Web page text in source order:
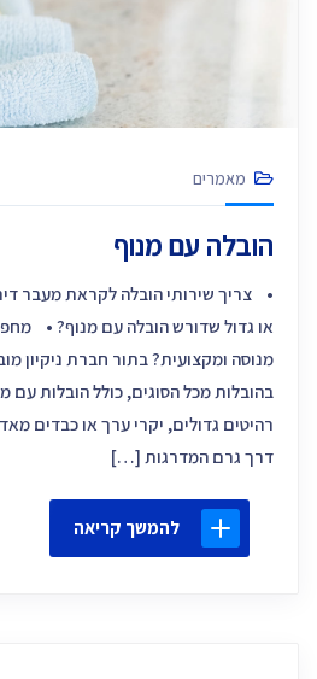
מאמרים
הובלה עם מנוף
• צריך שירותי הובלה לקראת מעבר
או גדול שדורש הובלה עם מנוף? •
מנוסה ומקצועית? בתור חברת ניקיון
בהובלות מכל הסוגים, כולל הובלות עם
רהיטים גדולים, יקרי ערך או כבדים
דרך גרם המדרגות […]
להמשך קריאה